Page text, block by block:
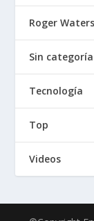
Roger Waters
Sin categoría
Tecnología
Top
Videos